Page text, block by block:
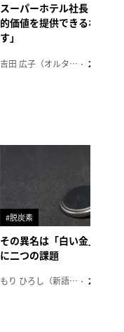
スーパーホテル社長「地域
的価値を提供できるホテル
す」
吉田 広子（オルタナ輪番編集長） 2026年6
#脱炭素
その異名は「白い金」、リ
に二つの課題
もり ひろし（新語ウォッチャー） 2023年7